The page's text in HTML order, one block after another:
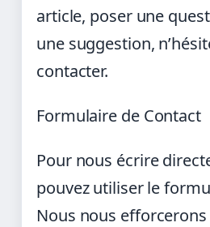
article, poser une
une suggestion,
contacter.
Formulaire de Contact
Pour nous écrire
pouvez utiliser le
Nous nous efforcerons